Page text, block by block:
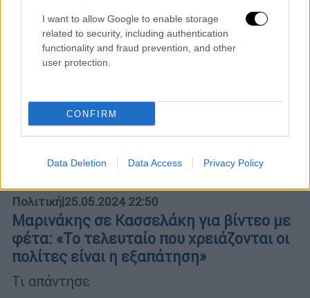
I want to allow Google to enable storage
related to security, including authentication
functionality and fraud prevention, and other
user protection.
CONFIRM
Data Deletion Data Access Privacy Policy
Πολιτική|25.05.2024 22:50
Μαρινάκης σε Κασσελάκη για βίντεο με
φέτα: «Το τελευταίο που χρειάζονται οι
πολίτες είναι η εξαπάτηση»
Τι απάντησε